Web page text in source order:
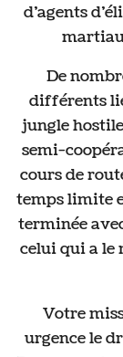
d’agents
De
différents
jungle
semi-
cours de
temps limite
terminée
celui qui a le
Votre
urgence le